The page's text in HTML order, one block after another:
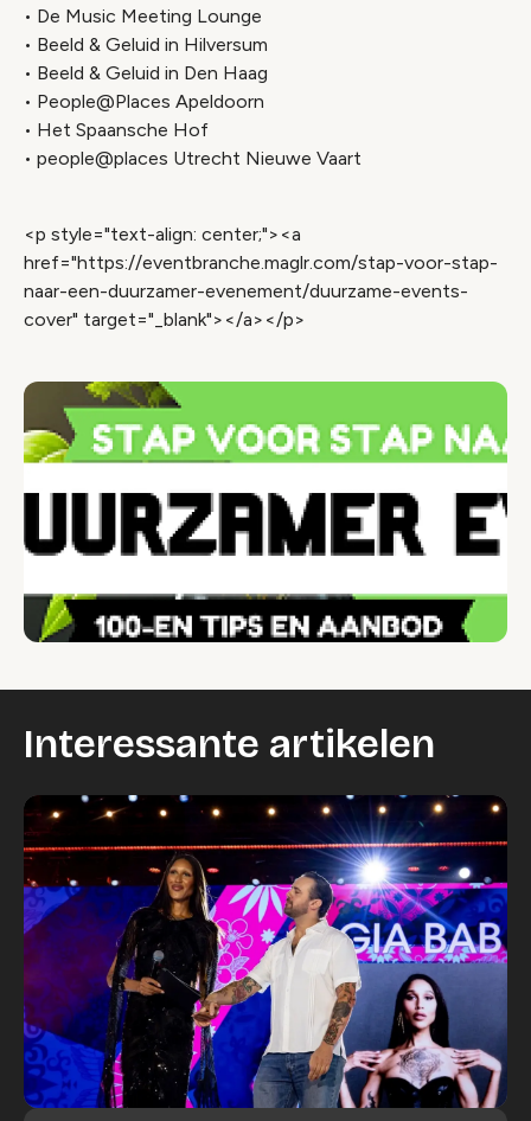
• De Music Meeting Lounge
• Beeld & Geluid in Hilversum
• Beeld & Geluid in Den Haag
• People@Places Apeldoorn
• Het Spaansche Hof
• people@places Utrecht Nieuwe Vaart
<p style="text-align: center;"><a
href="https://eventbranche.maglr.com/stap-voor-stap-
naar-een-duurzamer-evenement/duurzame-events-
cover" target="_blank"></a></p>
Interessante artikelen